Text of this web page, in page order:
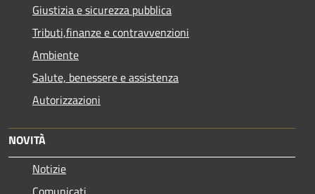
Giustizia e sicurezza pubblica
Tributi,finanze e contravvenzioni
Ambiente
Salute, benessere e assistenza
Autorizzazioni
NOVITÀ
Notizie